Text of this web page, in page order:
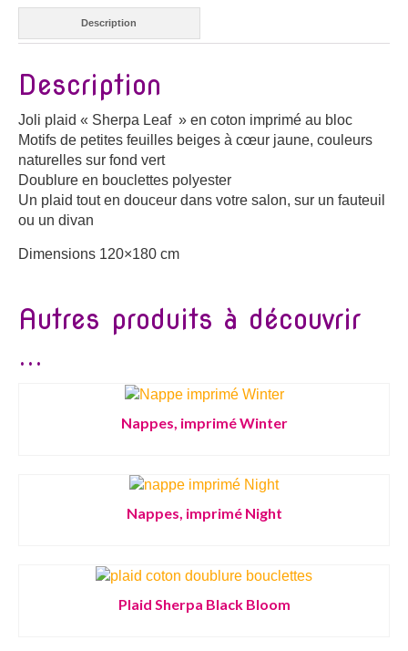
Description
Description
Joli plaid « Sherpa Leaf » en coton imprimé au bloc
Motifs de petites feuilles beiges à cœur jaune, couleurs
naturelles sur fond vert
Doublure en bouclettes polyester
Un plaid tout en douceur dans votre salon, sur un fauteuil
ou un divan
Dimensions 120×180 cm
Autres produits à découvrir
...
Nappes, imprimé Winter
Nappes, imprimé Night
Plaid Sherpa Black Bloom